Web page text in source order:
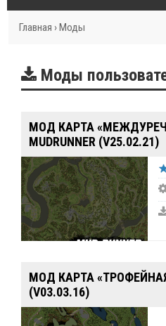
Главная › Моды
Моды
МОД КАРТА
MUDRUNNER (V25.02.21)
МОД КАРТА
(V03.03.16)